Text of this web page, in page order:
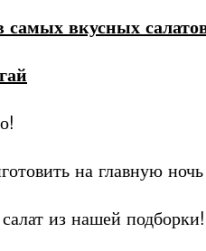
самых вкусных
на главную
из нашей подборки!